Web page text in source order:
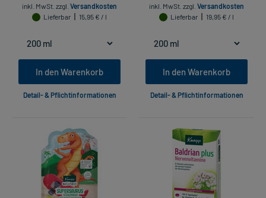
inkl. MwSt. zzgl. Versandkosten
Lieferbar
15,95 € / l
In den Warenkorb
Detail- & Pflichtinformationen
inkl. MwSt. zzgl. Versandkosten
Lieferbar
19,95 € / l
In den Warenkorb
Detail- & Pflichtinformationen